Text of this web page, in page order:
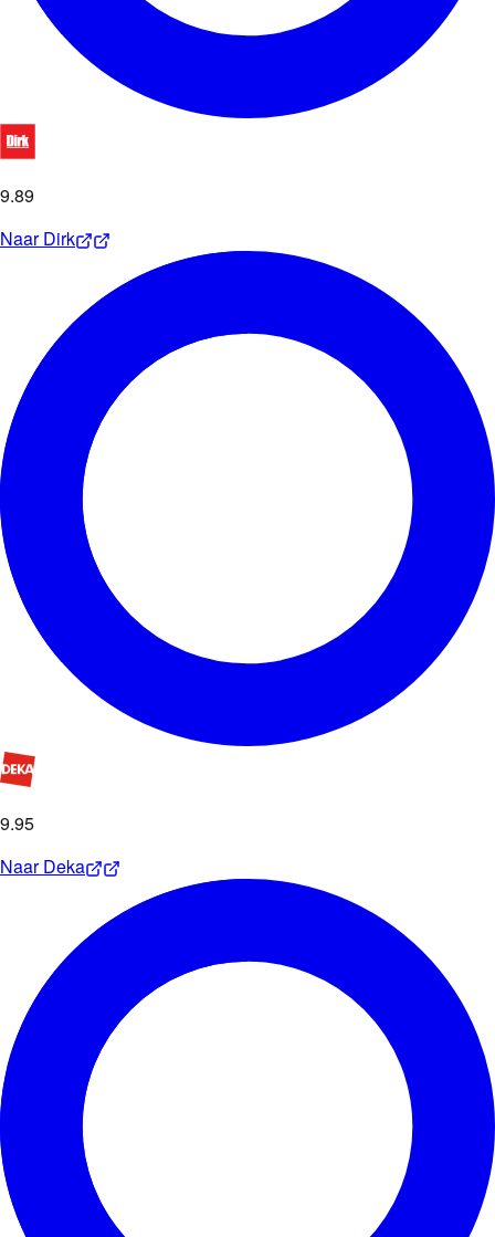
9.89
NaarDirk
9.95
NaarDeka